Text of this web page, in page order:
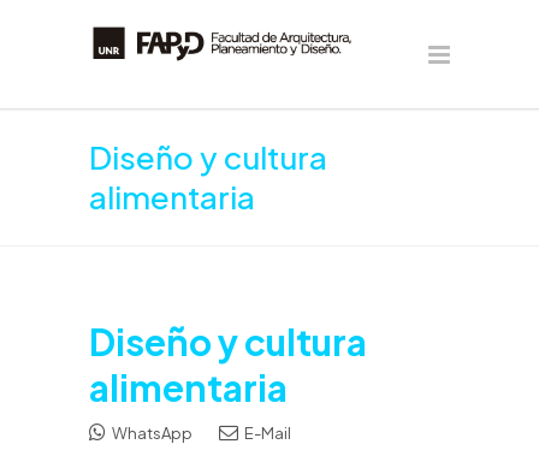
Diseño y cultura
alimentaria
Diseño y cultura
alimentaria
WhatsApp E-Mail